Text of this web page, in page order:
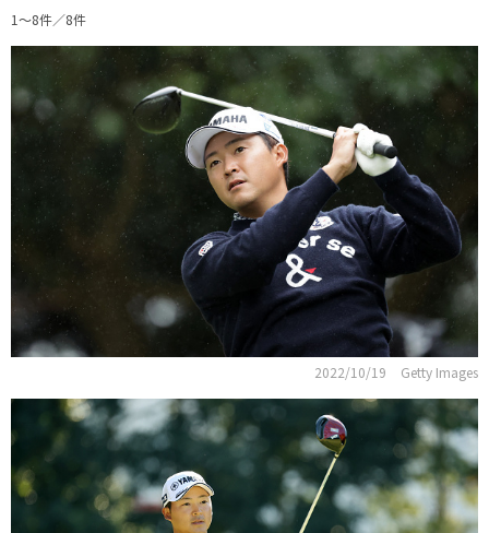
1〜8件／8件
2022/10/19 Getty Images